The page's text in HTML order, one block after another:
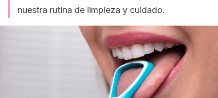
nuestra rutina de limpieza y cuidado.